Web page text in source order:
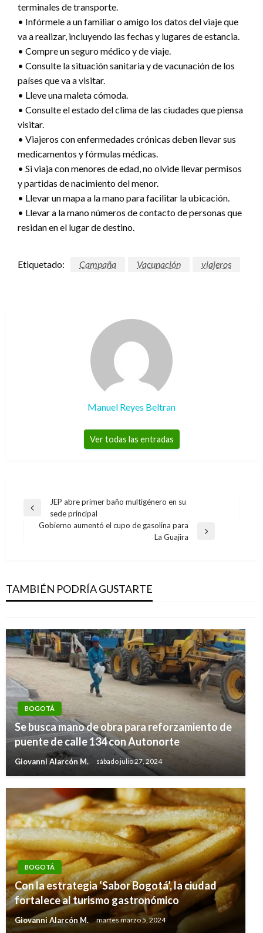
terminales de transporte.
• Infórmele a un familiar o amigo los datos del viaje que
va a realizar, incluyendo las fechas y lugares de estancia.
• Compre un seguro médico y de viaje.
• Consulte la situación sanitaria y de vacunación de los
países que va a visitar.
• Lleve una maleta cómoda.
• Consulte el estado del clima de las ciudades que piensa
visitar.
• Viajeros con enfermedades crónicas deben llevar sus
medicamentos y fórmulas médicas.
• Si viaja con menores de edad, no olvide llevar permisos
y partidas de nacimiento del menor.
• Llevar un mapa a la mano para facilitar la ubicación.
• Llevar a la mano números de contacto de personas que
residan en el lugar de destino.
Etiquetado: Campaña Vacunación viajeros
Manuel Reyes Beltran
Ver todas las entradas
Navegación
Entrada
anterior
JEP abre primer baño multigénero en su
sede principal
Gobierno aumentó el cupo de gasolina para
La Guajira
TAMBIÉN PODRÍA GUSTARTE
Artistas
Iván Briceño domingo abril 14, 2019
BOGOTÁ
Se busca mano de obra para reforzamiento de
puente de calle 134 con Autonorte
Giovanni Alarcón M. sábado julio 27, 2024
BOGOTÁ
Con la estrategia ‘Sabor Bogotá’, la ciudad
fortalece al turismo gastronómico
Giovanni Alarcón M. martes marzo 5, 2024